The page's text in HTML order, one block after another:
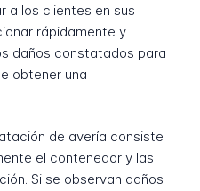
a los clientes en sus
rápidamente y
daños constatados para
obtener una
de avería consiste
el contenedor y las
Si se observan daños